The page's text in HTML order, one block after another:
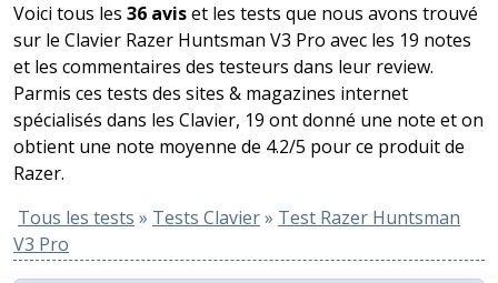
Voici tous les 36 aviset les tests que nous avons trouvé
sur le Clavier Razer Huntsman V3 Pro avec les 19 notes
et les commentaires des testeurs dans leur review.
Parmis ces tests des sites & magazines internet
spécialisés dans les Clavier, 19 ont donné une note et on
obtient une note moyenne de 4.2/5 pour ce produit de
Razer.
Tous les tests » Tests Clavier» Test Razer Huntsman
V3 Pro